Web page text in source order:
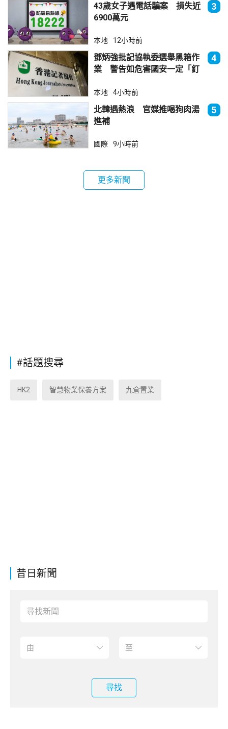
昔日新聞
尋找
43歲女子遇電話騙案 損失近
6900萬元
3
本地 12小時前
鄧炳強批記協執委選舉黑箱作
業 警告如危害國安一定「釘
4
本地 4小時前
北韓遇熱浪 官媒推喝狗肉湯
進補
5
國際 9小時前
更多新聞
#話題搜尋
HK2 智慧物業保養方案 九倉置業